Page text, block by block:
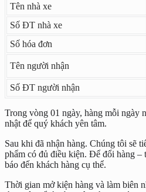
Tên nhà xe
Số ĐT nhà xe
Số hóa đơn
Tên người nhận
Số ĐT người nhận
Trong vòng 01 ngày, hàng mỗi ngày
nhật để quý khách yên tâm.
Sau khi đã nhận hàng. Chúng tôi sẽ
phẩm có đủ điều kiện. Để đổi hàng –
báo đến khách hàng cụ thể.
Thời gian mở kiện hàng và làm biên